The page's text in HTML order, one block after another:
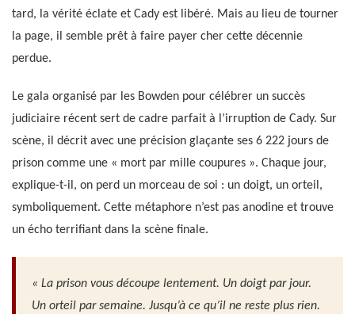
tard, la vérité éclate et Cady est libéré. Mais au lieu de tourner
la page, il semble prêt à faire payer cher cette décennie
perdue.
Le gala organisé par les Bowden pour célébrer un succès
judiciaire récent sert de cadre parfait à l’irruption de Cady. Sur
scène, il décrit avec une précision glaçante ses 6 222 jours de
prison comme une « mort par mille coupures ». Chaque jour,
explique-t-il, on perd un morceau de soi : un doigt, un orteil,
symboliquement. Cette métaphore n’est pas anodine et trouve
un écho terrifiant dans la scène finale.
« La prison vous découpe lentement. Un doigt par jour.
Un orteil par semaine. Jusqu’à ce qu’il ne reste plus rien.